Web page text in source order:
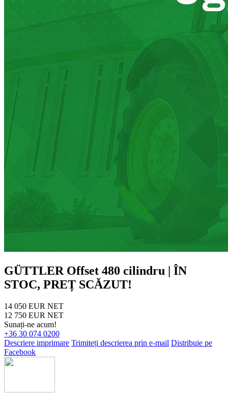
GÜTTLER Offset 480 cilindru | ÎN
STOC, PREȚ SCĂZUT!
14 050 EUR NET
12 750 EUR NET
Sunați-ne acum!
+36 30 074 0200
Descriere imprimare Trimiteți descrierea prin e-mail Distribuie pe
Facebook